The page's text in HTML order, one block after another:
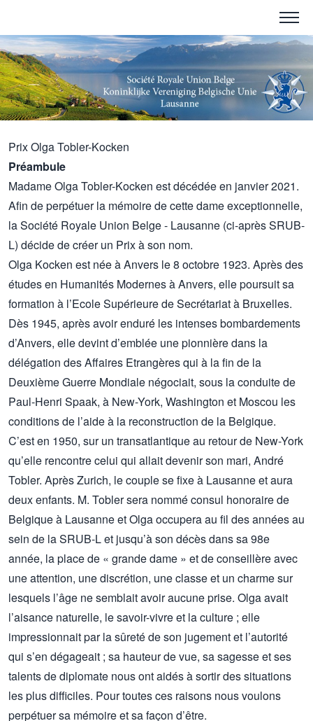
Prix Olga Tobler-Kocken
Préambule
Madame Olga Tobler-Kocken est décédée en janvier 2021.
Afin de perpétuer la mémoire de cette dame exceptionnelle,
la Société Royale Union Belge - Lausanne (ci-après SRUB-
L) décide de créer un Prix à son nom.
Olga Kocken est née à Anvers le 8 octobre 1923. Après des
études en Humanités Modernes à Anvers, elle poursuit sa
formation à l’Ecole Supérieure de Secrétariat à Bruxelles.
Dès 1945, après avoir enduré les intenses bombardements
d’Anvers, elle devint d’emblée une pionnière dans la
délégation des Affaires Etrangères qui à la fin de la
Deuxième Guerre Mondiale négociait, sous la conduite de
Paul-Henri Spaak, à New-York, Washington et Moscou les
conditions de l’aide à la reconstruction de la Belgique.
C’est en 1950, sur un transatlantique au retour de New-York
qu’elle rencontre celui qui allait devenir son mari, André
Tobler. Après Zurich, le couple se fixe à Lausanne et aura
deux enfants. M. Tobler sera nommé consul honoraire de
Belgique à Lausanne et Olga occupera au fil des années au
sein de la SRUB-L et jusqu’à son décès dans sa 98e
année, la place de « grande dame » et de conseillère avec
une attention, une discrétion, une classe et un charme sur
lesquels l’âge ne semblait avoir aucune prise. Olga avait
l’aisance naturelle, le savoir-vivre et la culture ; elle
impressionnait par la sûreté de son jugement et l’autorité
qui s’en dégageait ; sa hauteur de vue, sa sagesse et ses
talents de diplomate nous ont aidés à sortir des situations
les plus difficiles. Pour toutes ces raisons nous voulons
perpétuer sa mémoire et sa façon d’être.